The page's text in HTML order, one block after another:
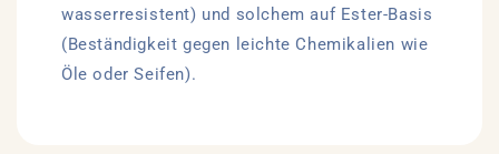
wasserresistent) und solchem auf Ester-Basis
(Beständigkeit gegen leichte Chemikalien wie
Öle oder Seifen).